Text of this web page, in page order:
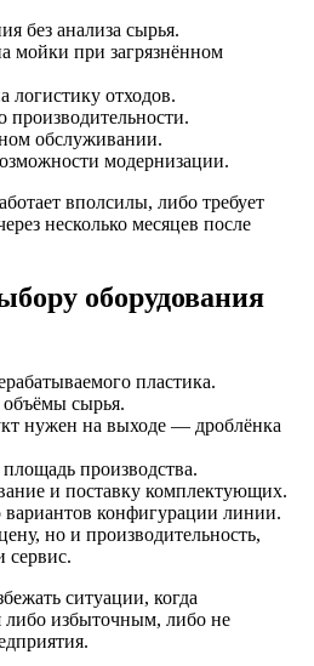
без анализа сырья.
мойки при загрязнённом
логистику отходов.
производительности.
обслуживании.
модернизации.
вполсилы, либо требует
несколько месяцев после
оборудования
пластика.
сырья.
нужен на выходе — дроблёнка
производства.
и поставку комплектующих.
вариантов конфигурации линии.
но и производительность,
сервис.
ситуации, когда
либо избыточным, либо не